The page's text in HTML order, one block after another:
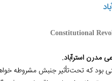
Constitutional
مدرن استرآباد.
جنبش مشروطه‏ خواهی ایران در سال 1285ش در استرآباد شروع